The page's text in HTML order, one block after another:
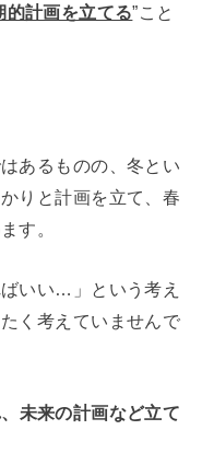
的計画を立てる”こと
あるものの、冬とい
りと計画を立て、春
す。
いい…」という考え
く考えていませんで
未来の計画など立て